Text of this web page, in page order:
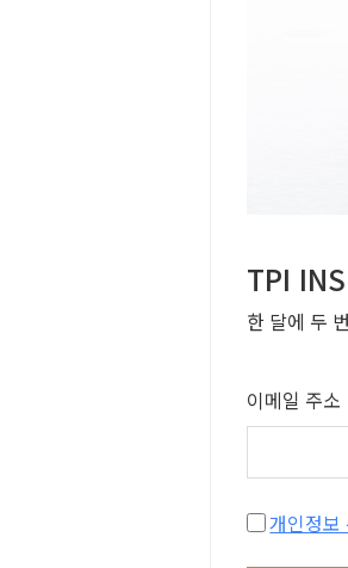
TPI
한 달에 두
이메일 주소